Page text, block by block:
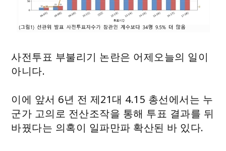
사전투표 부불리기 논란은 어제오늘의 일이
아니다.
이에 앞서 6년 전 제21대 4.15 총선에서는 누
군가 고의로 전산조작을 통해 투표 결과를 뒤
바꿨다는 의혹이 일파만파 확산된 바 있다.